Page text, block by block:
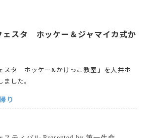
ェスタ ホッケー＆ジャマイカ式か
スタ ホッケー&かけっこ教室」を大井ホ
した。
り